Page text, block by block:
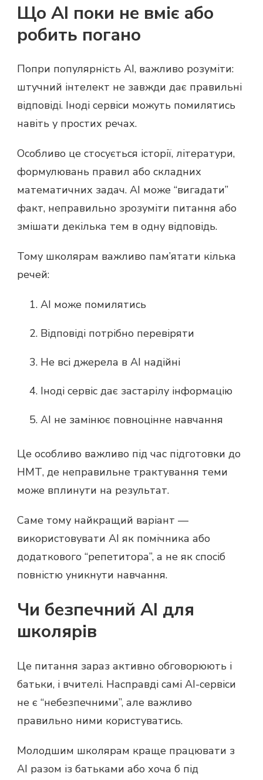
Що AI поки не вміє або
робить погано
Попри популярність AI, важливо розуміти:
штучний інтелект не завжди дає правильні
відповіді. Іноді сервіси можуть помилятись
навіть у простих речах.
Особливо це стосується історії, літератури,
формулювань правил або складних
математичних задач. AI може “вигадати”
факт, неправильно зрозуміти питання або
змішати декілька тем в одну відповідь.
Тому школярам важливо пам’ятати кілька
речей:
AI може помилятись
Відповіді потрібно перевіряти
Не всі джерела в AI надійні
Іноді сервіс дає застарілу інформацію
AI не замінює повноцінне навчання
Це особливо важливо під час підготовки до
НМТ, де неправильне трактування теми
може вплинути на результат.
Саме тому найкращий варіант —
використовувати AI як помічника або
додаткового “репетитора”, а не як спосіб
повністю уникнути навчання.
Чи безпечний AI для
школярів
Це питання зараз активно обговорюють і
батьки, і вчителі. Насправді самі AI-сервіси
не є “небезпечними”, але важливо
правильно ними користуватись.
Молодшим школярам краще працювати з
AI разом із батьками або хоча б під